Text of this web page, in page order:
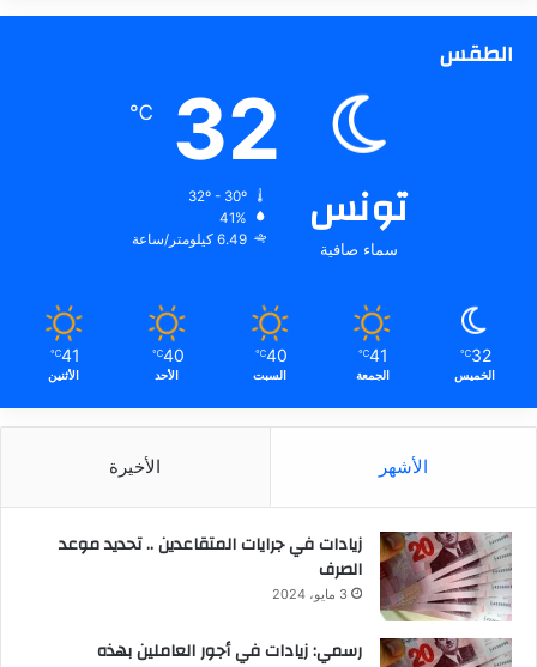
الطقس
تونس
سماء صافية
32
℃
41%
6.49 كيلومتر/ساعة
32
℃
الخميس
41
℃
الجمعة
40
℃
السبت
40
℃
الأحد
41
℃
الأثنين
الأشهر الأخيرة
زيادات في جرايات المتقاعدين .. تحديد موعد
الصرف
3 مايو، 2024
رسمي: زيادات في أجور العاملين بهذه